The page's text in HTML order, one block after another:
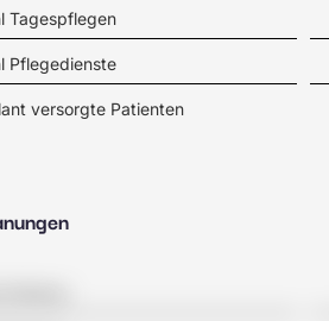
Tagespflegen
Pflegedienste
versorgte Patienten